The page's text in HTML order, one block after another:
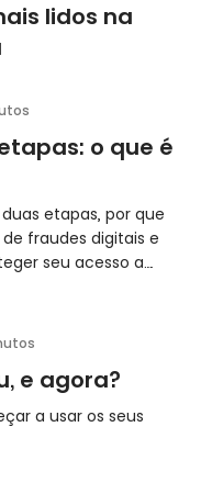
lidos na
o que é
etapas, por que
fraudes digitais e
seu acesso a
e agora?
a usar os seus